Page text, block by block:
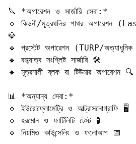
🔪 *অপারেশন ও সার্জারি সেবা:*
🔹 কিডনী/মূত্রথলির পাথর
💎
🔹 প্রস্টেট অপারেশন (TURP/
🔹 বন্ধ্যাত্ব সংশ্লিষ্ট সার্জারি 🛠️
🔹 মূত্রনালী ব্লক বা টিউমার অপারেশন
📊 *অন্যান্য সেবা:*
🔹 ইউরোফ্লোমেট্রি ও আল্ট্রাসনোগ্রাফি 🖥️
🔹 হরমোন ও ফার্টিলিটি টেস্ট 🧪
🔹 নিয়মিত কাউন্সেলিং ও ফলোআপ 📅